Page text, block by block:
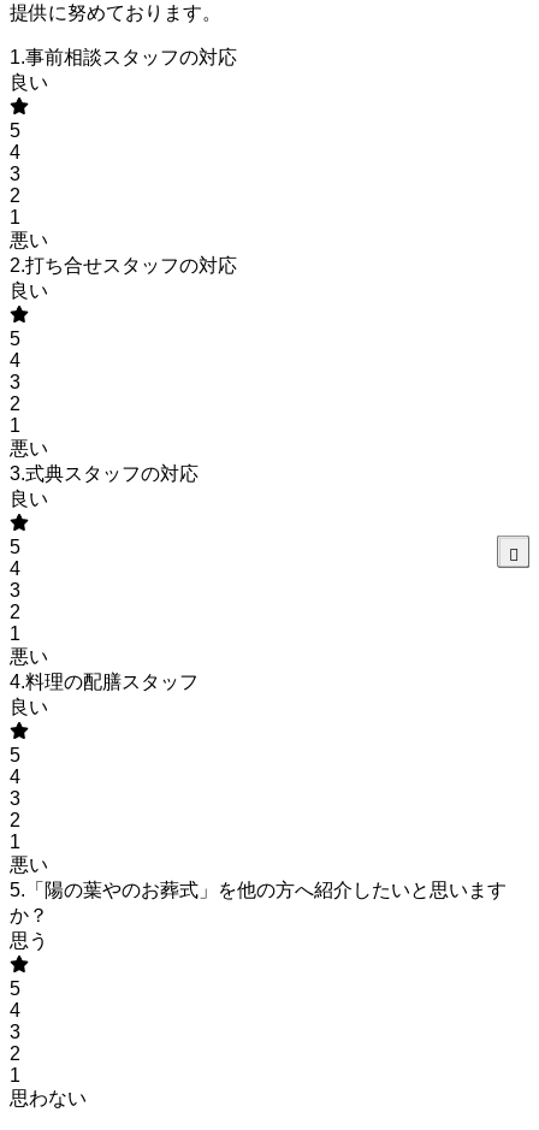
提供に努めております。
1.事前相談スタッフの対応
良い
5
4
3
2
1
悪い
2.打ち合せスタッフの対応
良い
5
4
3
2
1
悪い
3.式典スタッフの対応
良い
5
4
3
2
1
悪い
4.料理の配膳スタッフ
良い
5
4
3
2
1
悪い
5.「陽の葉やのお葬式」を他の方へ紹介したいと思います
か？
思う
5
4
3
2
1
思わない